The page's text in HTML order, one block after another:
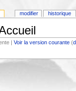
|Voir la version courante (
modifier historique